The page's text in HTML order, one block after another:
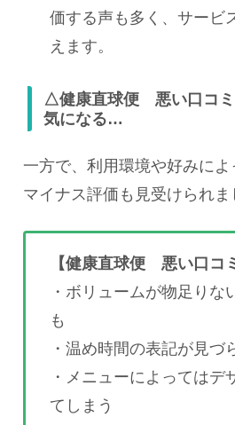
価する声も多く、サービ
えます。
△健康直球便 悪い口コミ
気になる…
一方で、利用環境や好みに
マイナス評価も見受けられま
【健康直球便 悪い口コ
・ボリュームが物足りな
も
・温め時間の表記が見づ
・メニューによってはデ
てしまう